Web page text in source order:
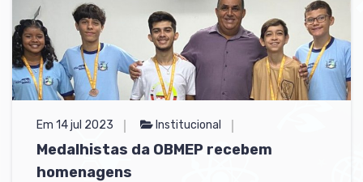
Em 14 jul 2023 Institucional
Medalhistas da OBMEP recebem
homenagens